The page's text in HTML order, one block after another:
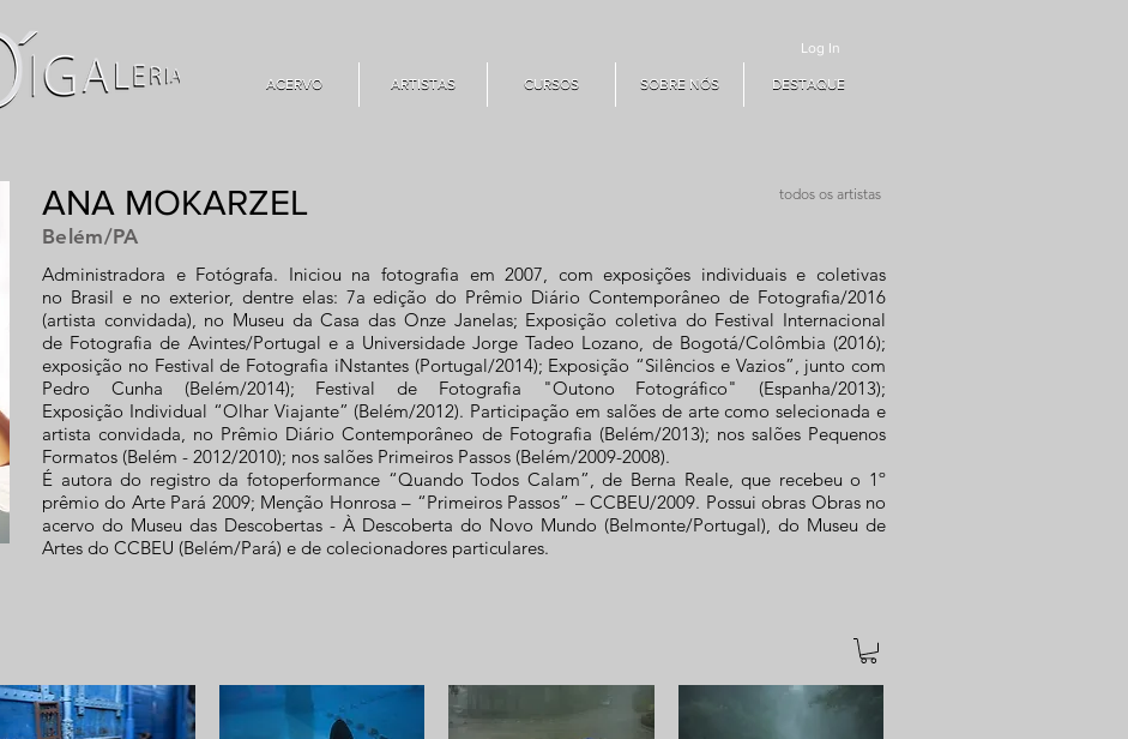
ACERVO ARTISTAS CURSOS SOBRE NÓS DESTAQUE
Log In
ACERVO ARTISTAS CURSOS SOBRE NÓS DESTAQUE
ANA MOKARZEL
Belém/PA
Administradora e Fotógrafa. Iniciou na fotografia em 2007, com exposições individuais e coletivas
no Brasil e no exterior, dentre elas: 7a edição do Prêmio Diário Contemporâneo de Fotografia/2016
(artista convidada), no Museu da Casa das Onze Janelas; Exposição coletiva do Festival Internacional
de Fotografia de Avintes/Portugal e a Universidade Jorge Tadeo Lozano, de Bogotá/Colômbia (2016);
exposição no Festival de Fotografia iNstantes (Portugal/2014); Exposição “Silêncios e Vazios”, junto com
Pedro Cunha (Belém/2014); Festival de Fotografia "Outono Fotográfico" (Espanha/2013);
Exposição Individual “Olhar Viajante” (Belém/2012). Participação em salões de arte como selecionada e
artista convidada, no Prêmio Diário Contemporâneo de Fotografia (Belém/2013); nos salões Pequenos
Formatos (Belém - 2012/2010); nos salões Primeiros Passos (Belém/2009-2008).
É autora do registro da fotoperformance “Quando Todos Calam”, de Berna Reale, que recebeu o 1º
prêmio do Arte Pará 2009; Menção Honrosa – “Primeiros Passos” – CCBEU/2009. Possui obras Obras no
acervo do Museu das Descobertas - À Descoberta do Novo Mundo (Belmonte/Portugal), do Museu de
Artes do CCBEU (Belém/Pará) e de colecionadores particulares.
todos os artistas